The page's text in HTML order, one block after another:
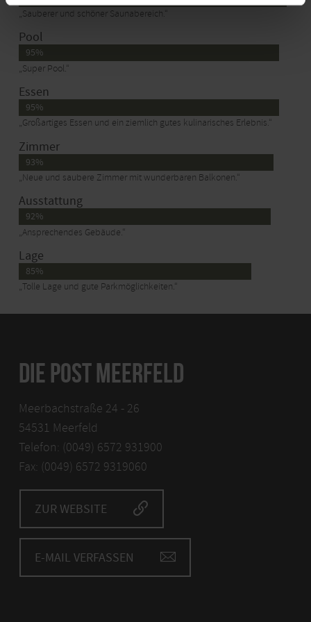
„Sauberer und schöner Saunabereich.“
Pool
95%
„Super Pool.“
Essen
95%
„Großartiges Essen und ein ziemlich gutes kulinarisches Erlebnis.“
Zimmer
93%
„Neue und saubere Zimmer mit wunderbaren Balkonen.“
Ausstattung
92%
„Ansprechendes Gebäude.“
Lage
85%
„Tolle Lage und gute Parkmöglichkeiten.“
DIE POST MEERFELD
Meerbachstraße 24 - 26
54531 Meerfeld
Telefon: (0049) 6572 931900
Fax: (0049) 6572 9319060
ZUR WEBSITE
E-MAIL VERFASSEN